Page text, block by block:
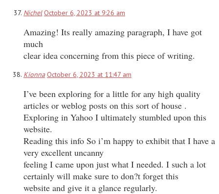
Nichel October 6, 2023 at 9:26 am
Amazing! Its really amazing paragraph, I have got
much
clear idea concerning from this piece of writing.
Kionna October 6, 2023 at 11:47 am
I’ve been exploring for a little for any high quality
articles or weblog posts on this sort of house .
Exploring in Yahoo I ultimately stumbled upon this
website.
Reading this info So i’m happy to exhibit that I have a
very excellent uncanny
feeling I came upon just what I needed. I such a lot
certainly will make sure to don?t forget this
website and give it a glance regularly.